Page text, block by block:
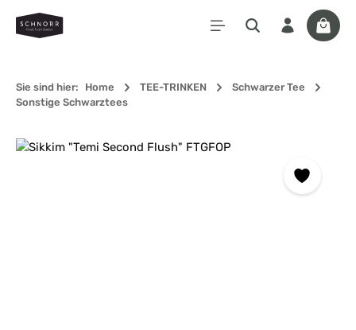
Zum Hauptinhalt springen
Sie sind hier: Home TEE-TRINKEN
Schwarzer Tee
Sonstige Schwarztees
Bildergalerie überspringen